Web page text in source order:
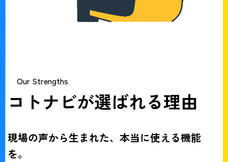
Our Strengths
コトナビが選ばれる理由
現場の声から生まれた、本当に使える機能
を。